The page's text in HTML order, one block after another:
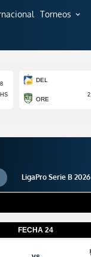
Torneos expand_more
LigaPro Serie B 2026